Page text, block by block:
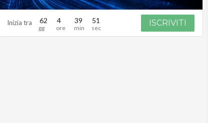
Inizia tra 62 4 39 50 ISCRIVITI